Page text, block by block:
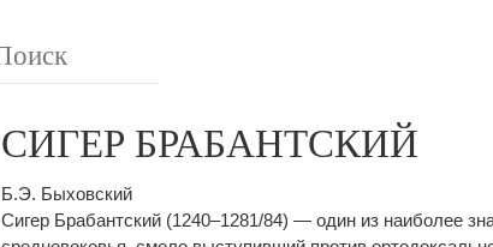
СИГЕР БРАБАНТСКИЙ
Б.Э. Быховский
Сигер Брабантский (1240–1281/84) — один из наиболее